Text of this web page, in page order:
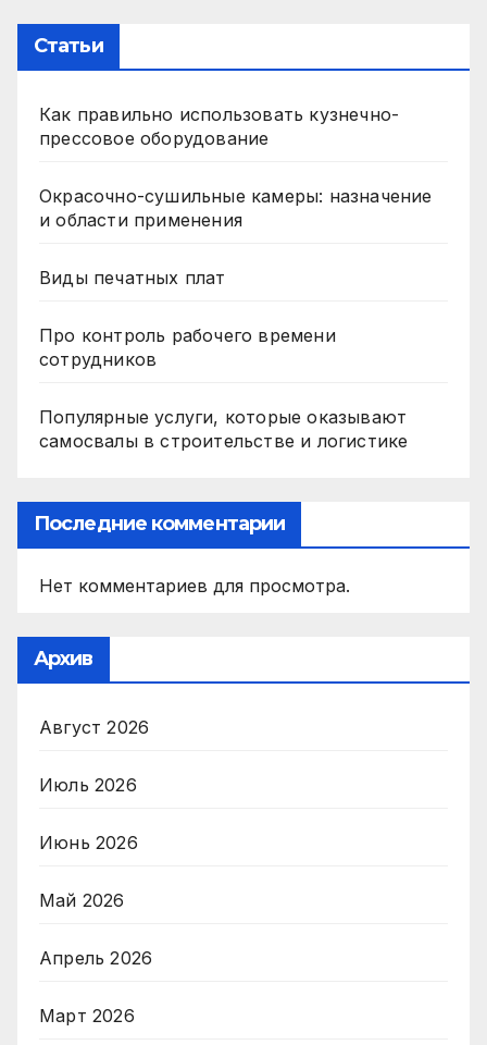
Статьи
Как правильно использовать кузнечно-
прессовое оборудование
Окрасочно-сушильные камеры: назначение
и области применения
Виды печатных плат
Про контроль рабочего времени
сотрудников
Популярные услуги, которые оказывают
самосвалы в строительстве и логистике
Последние комментарии
Нет комментариев для просмотра.
Архив
Август 2026
Июль 2026
Июнь 2026
Май 2026
Апрель 2026
Март 2026